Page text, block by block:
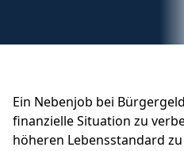
Ein Nebenjob bei
finanzielle Situation zu
höheren Lebensstandard